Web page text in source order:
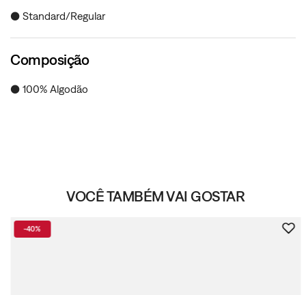
● Standard/Regular
Composição
● 100% Algodão
VOCÊ TAMBÉM VAI GOSTAR
-40%